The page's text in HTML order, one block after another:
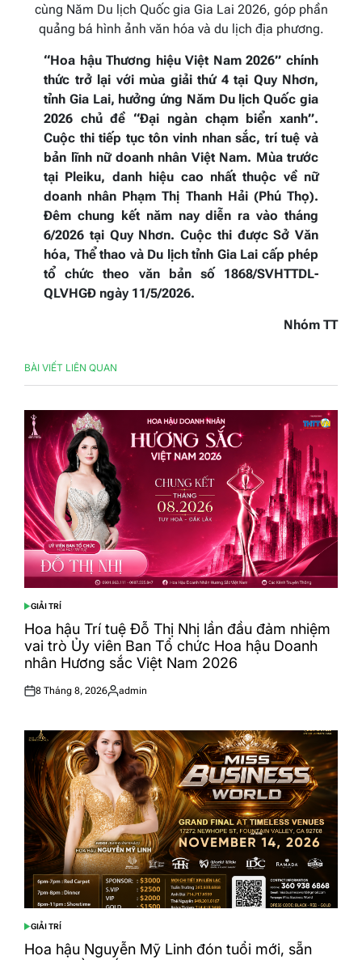
cùng Năm Du lịch Quốc gia Gia Lai 2026, góp phần
quảng bá hình ảnh văn hóa và du lịch địa phương.
“Hoa hậu Thương hiệu Việt Nam 2026” chính
thức trở lại với mùa giải thứ 4 tại Quy Nhơn,
tỉnh Gia Lai, hưởng ứng Năm Du lịch Quốc gia
2026 chủ đề “Đại ngàn chạm biển xanh”.
Cuộc thi tiếp tục tôn vinh nhan sắc, trí tuệ và
bản lĩnh nữ doanh nhân Việt Nam. Mùa trước
tại Pleiku, danh hiệu cao nhất thuộc về nữ
doanh nhân Phạm Thị Thanh Hải (Phú Thọ).
Đêm chung kết năm nay diễn ra vào tháng
6/2026 tại Quy Nhơn. Cuộc thi được Sở Văn
hóa, Thể thao và Du lịch tỉnh Gia Lai cấp phép
tổ chức theo văn bản số 1868/SVHTTDL-
QLVHGĐ ngày 11/5/2026.
Nhóm TT
BÀI VIẾT LIÊN QUAN
POSTED
IN
GIẢI TRÍ
Hoa hậu Trí tuệ Đỗ Thị Nhị lần đầu đảm nhiệm
vai trò Ủy viên Ban Tổ chức Hoa hậu Doanh
nhân Hương sắc Việt Nam 2026
Posted
8 Tháng 8, 2026
Posted
admin
POSTED
IN
GIẢI TRÍ
Hoa hậu Nguyễn Mỹ Linh đón tuổi mới, sẵn